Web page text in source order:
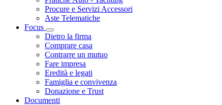
Procure e Servizi Accessori
Aste Telematiche
Focus
Visualizza menù di secondo livello
Dietro la firma
Comprare casa
Contrarre un mutuo
Fare impresa
Eredità e legati
Famiglia e convivenza
Donazione e Trust
Documenti